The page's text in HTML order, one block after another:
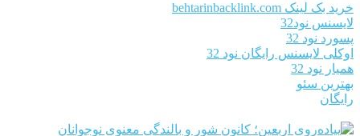
خرید بک لینک behtarinbacklink.com
لایسنس نود32
پسورد نود 32
اوکلی لایسنس رایگان نود 32
همیار نود 32
بهترین سئو
رایگان